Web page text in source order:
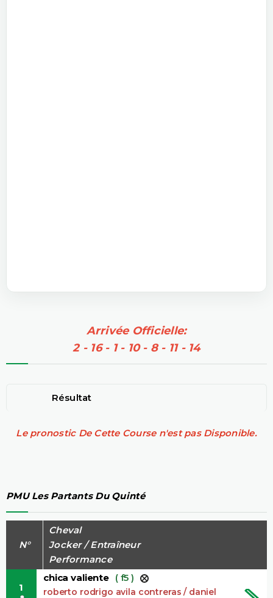
Arrivée Officielle:
2 - 16 - 1 - 10 - 8 - 11 - 14
Résultat
Le pronostic De Cette Course n'est pas Disponible.
PMU Les Partants Du Quinté
N°
Cheval
Jocker / Entraîneur
Performance
1
chica valiente ( f5 )
roberto rodrigo avila contreras / daniel